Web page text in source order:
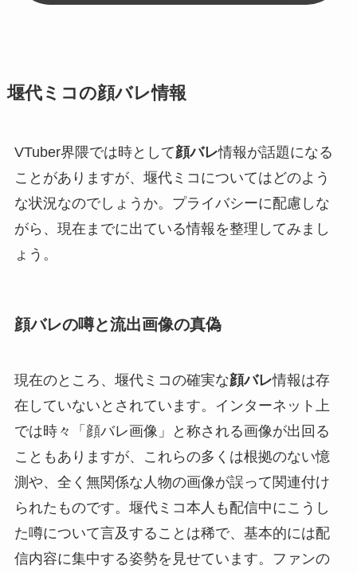
堰代ミコの顔バレ情報
VTuber界隈では時として顔バレ情報が話題になる
ことがありますが、堰代ミコについてはどのよう
な状況なのでしょうか。プライバシーに配慮しな
がら、現在までに出ている情報を整理してみまし
ょう。
顔バレの噂と流出画像の真偽
現在のところ、堰代ミコの確実な顔バレ情報は存
在していないとされています。インターネット上
では時々「顔バレ画像」と称される画像が出回る
こともありますが、これらの多くは根拠のない憶
測や、全く無関係な人物の画像が誤って関連付け
られたものです。堰代ミコ本人も配信中にこうし
た噂について言及することは稀で、基本的には配
信内容に集中する姿勢を見せています。ファンの